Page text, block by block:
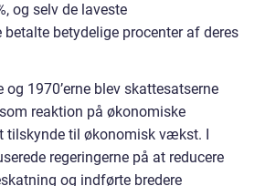
og selv de laveste
betydelige procenter af deres
og 1970’erne blev skattesatserne
reaktion på økonomiske
tilskynde til økonomisk vækst. I
regeringerne på at reducere
og indførte bredere